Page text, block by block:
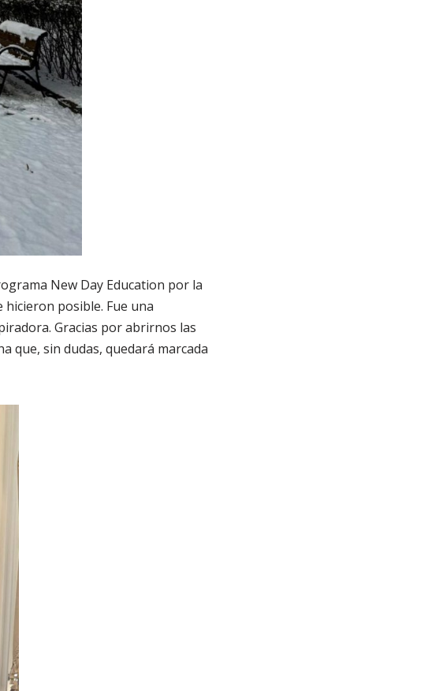
New Day Education por la
hicieron posible. Fue una
Gracias por abrirnos las
que, sin dudas, quedará marcada